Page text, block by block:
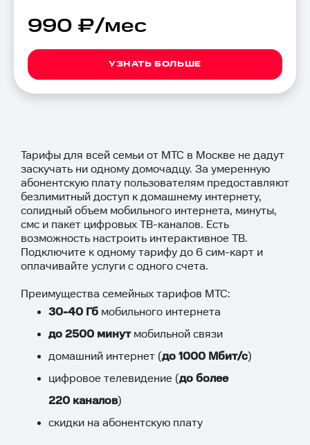
990 ₽/мес
УЗНАТЬ БОЛЬШЕ
Тарифы для всей семьи от МТС в Москве не дадут
заскучать ни одному домочадцу. За умеренную
абонентскую плату пользователям предоставляют
безлимитный доступ к домашнему интернету,
солидный объем мобильного интернета, минуты,
смс и пакет цифровых ТВ-каналов. Есть
возможность настроить интерактивное ТВ.
Подключите к одному тарифу до 6 сим-карт и
оплачивайте услуги с одного счета.
Преимущества семейных тарифов МТС:
30-40 Гб мобильного интернета
до 2500 минутмобильной связи
домашний интернет (до 1000 Мбит/с)
цифровое телевидение (до более
220 каналов)
скидки на абонентскую плату